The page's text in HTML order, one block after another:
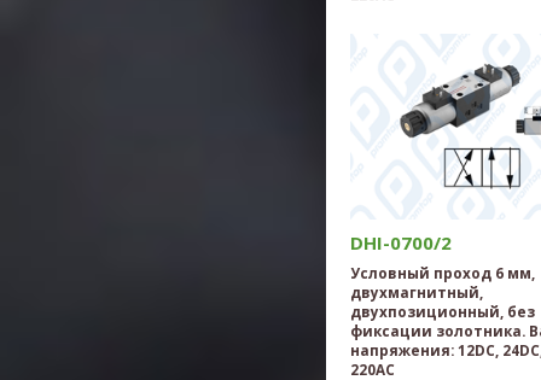
DHI-0700/2
Условный проход 6 мм,
двухмагнитный,
двухпозиционный, без
фиксации золотника.
напряжения: 12DC,
220AC